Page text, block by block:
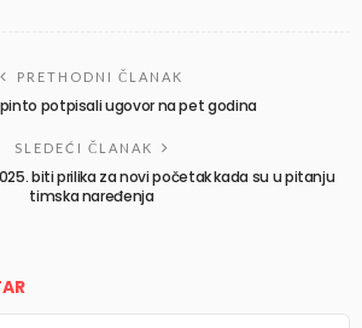
PRETHODNI ČLANAK
potpisali ugovor na pet godina
SLEDEĆI ČLANAK
biti prilika za novi početak kada su u pitanju
timska naređenja